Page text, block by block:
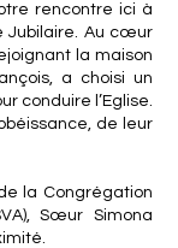
rencontre ici à
Jubilaire. Au cœur
la maison
a choisi un
conduire l’Eglise.
de leur
la Congrégation
Sœur Simona